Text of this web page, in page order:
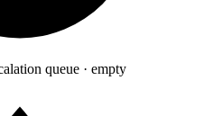
queue · empty